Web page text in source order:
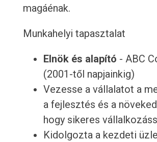
magáénak.
Munkahelyi tapasztalat
Elnök és alapító - ABC
(2001-től napjainkig)
Vezesse a vállalatot a
a fejlesztés és a
hogy sikeres
Kidolgozta a kezdeti